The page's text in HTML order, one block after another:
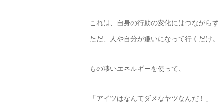
これは、自身の行動の変化にはつながらず
ただ、人や自分が嫌いになって行くだけ。
もの凄いエネルギーを使って、
「アイツはなんてダメなヤツなんだ！」